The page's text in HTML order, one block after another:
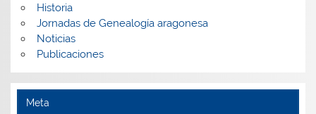
Historia
Jornadas de Genealogía aragonesa
Noticias
Publicaciones
Meta